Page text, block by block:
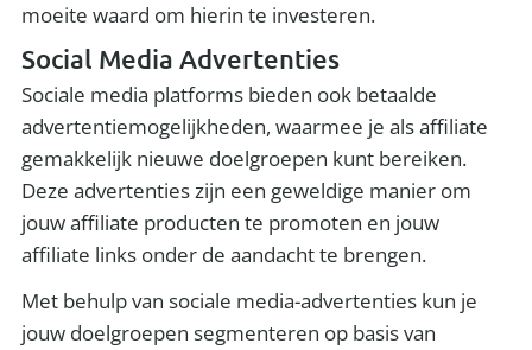
moeite waard om hierin te investeren.
Social Media Advertenties
Sociale media platforms bieden ook betaalde
advertentiemogelijkheden, waarmee je als affiliate
gemakkelijk nieuwe doelgroepen kunt bereiken.
Deze advertenties zijn een geweldige manier om
jouw affiliate producten te promoten en jouw
affiliate links onder de aandacht te brengen.
Met behulp van sociale media-advertenties kun je
jouw doelgroepen segmenteren op basis van